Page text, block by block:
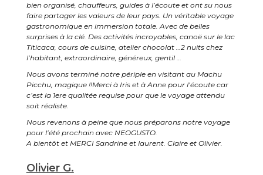
bien organisé, chauffeurs, guides à l’écoute et ont su nous
faire partager les valeurs de leur pays. Un véritable voyage
gastronomique en immersion totale. Avec de belles
surprises à la clé. Des activités incroyables, canoë sur le lac
Titicaca, cours de cuisine, atelier chocolat …2 nuits chez
l’habitant, extraordinaire, généreux, gentil …
Nous avons terminé notre périple en visitant au Machu
Picchu, magique !!Merci à Iris et à Anne pour l’écoute car
c’est la 1ere qualitée requise pour que le voyage attendu
soit réaliste.
Nous revenons à peine que nous préparons notre voyage
pour l’été prochain avec NEOGUSTO.
A bientôt et MERCI Sandrine et laurent. Claire et Olivier.
Olivier G.